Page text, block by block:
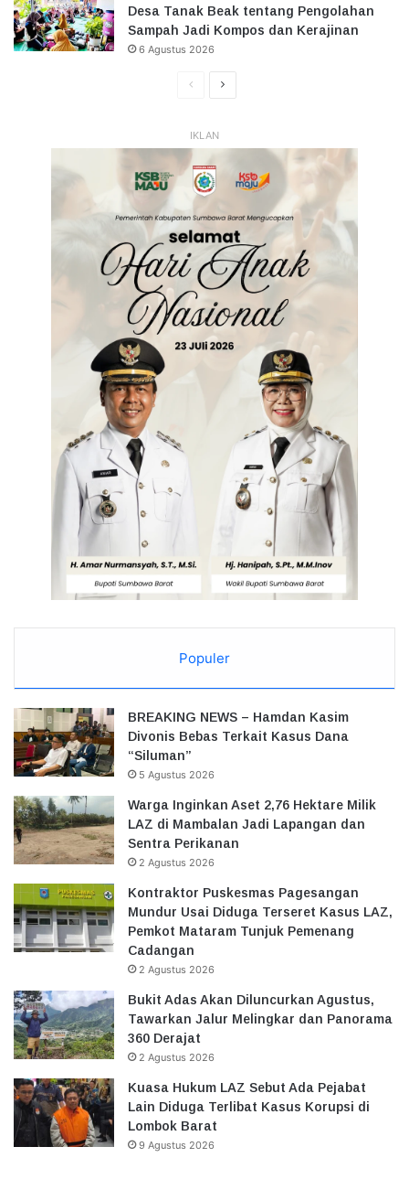
Desa Tanak Beak tentang Pengolahan
Sampah Jadi Kompos dan Kerajinan
6 Agustus 2026
HalamanHalaman
IKLAN
Populer
BREAKING NEWS – Hamdan Kasim
Divonis Bebas Terkait Kasus Dana
“Siluman”
5 Agustus 2026
Warga Inginkan Aset 2,76 Hektare Milik
LAZ di Mambalan Jadi Lapangan dan
Sentra Perikanan
2 Agustus 2026
Kontraktor Puskesmas Pagesangan
Mundur Usai Diduga Terseret Kasus LAZ,
Pemkot Mataram Tunjuk Pemenang
Cadangan
2 Agustus 2026
Bukit Adas Akan Diluncurkan Agustus,
Tawarkan Jalur Melingkar dan Panorama
360 Derajat
2 Agustus 2026
Kuasa Hukum LAZ Sebut Ada Pejabat
Lain Diduga Terlibat Kasus Korupsi di
Lombok Barat
9 Agustus 2026